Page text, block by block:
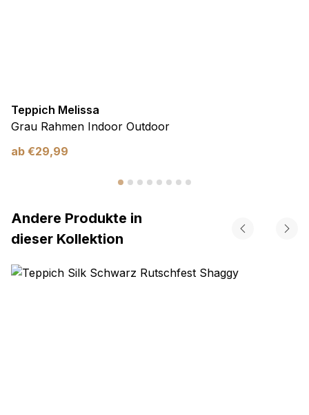
Teppich Melissa
Grau Rahmen Indoor Outdoor
ab €29,99
Andere Produkte in
dieser Kollektion